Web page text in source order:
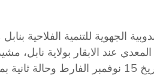
الجهوية للتنمية الفلاحية
عند الابقار بولاية نابل،